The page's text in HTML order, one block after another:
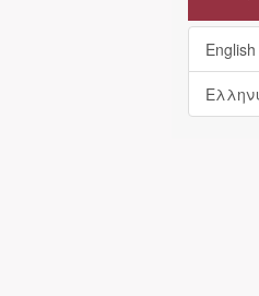
English